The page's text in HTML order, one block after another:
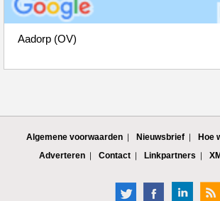
Aadorp (OV)
Algemene voorwaarden Nieuwsbrief Hoe
Adverteren
Contact Linkpartners